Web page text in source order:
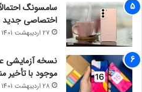
اختصاصی جدید
27 اردیبهشت 1401
موجود با تأخیر
28 اردیبهشت 1401